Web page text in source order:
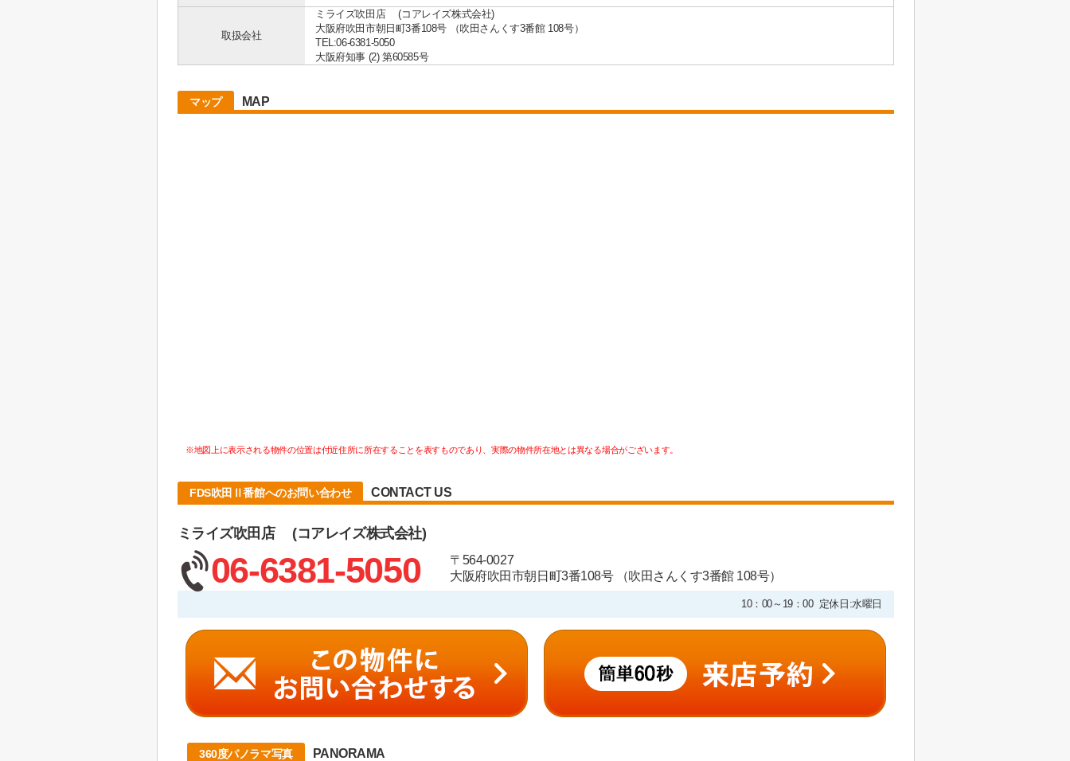
取扱会社
ミライズ吹田店 (コアレイズ株式会社)
大阪府吹田市朝日町3番108号 （吹田さんくす3番館 108号）
TEL:06-6381-5050
大阪府知事 (2) 第60585号
マップ MAP
※地図上に表示される物件の位置は付近住所に所在することを表すものであり、実際の物件所在地とは異なる場合がございます。
FDS吹田Ⅱ番館へのお問い合わせ CONTACT US
ミライズ吹田店 (コアレイズ株式会社)
06-6381-5050
〒564-0027
大阪府吹田市朝日町3番108号 （吹田さんくす3番館 108号）
10：00～19：00 定休日:水曜日
360度パノラマ写真 PANORAMA